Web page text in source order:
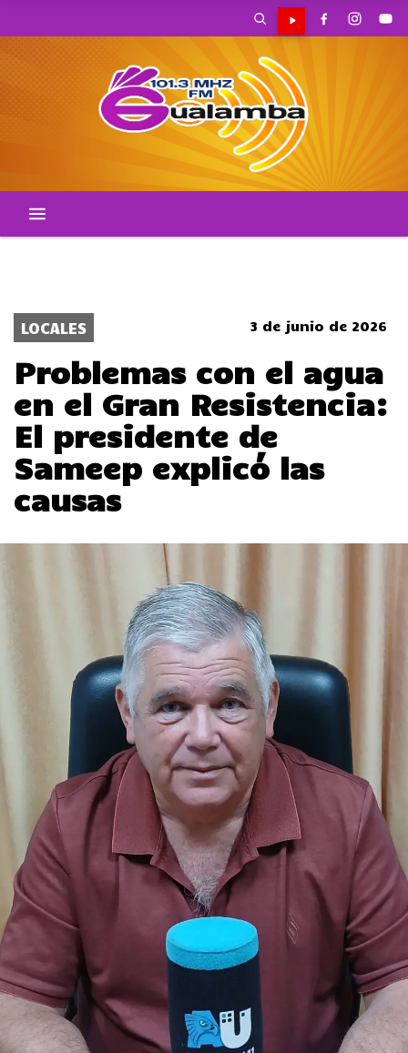
LOCALES 3 de junio de 2026
Problemas con el agua
en el Gran Resistencia:
El presidente de
Sameep explicó las
causas